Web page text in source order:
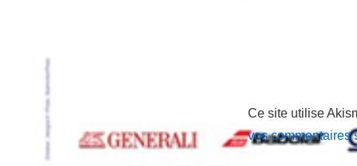
Ce site utilise
vos commentaires